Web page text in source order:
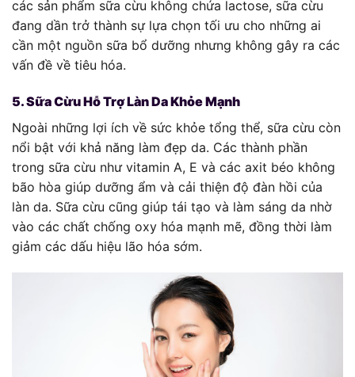
các sản phẩm sữa cừu không chứa lactose, sữa cừu
đang dần trở thành sự lựa chọn tối ưu cho những ai
cần một nguồn sữa bổ dưỡng nhưng không gây ra các
vấn đề về tiêu hóa.
5. Sữa Cừu Hỗ Trợ Làn Da Khỏe Mạnh
Ngoài những lợi ích về sức khỏe tổng thể, sữa cừu còn
nổi bật với khả năng làm đẹp da. Các thành phần
trong sữa cừu như vitamin A, E và các axit béo không
bão hòa giúp dưỡng ẩm và cải thiện độ đàn hồi của
làn da. Sữa cừu cũng giúp tái tạo và làm sáng da nhờ
vào các chất chống oxy hóa mạnh mẽ, đồng thời làm
giảm các dấu hiệu lão hóa sớm.